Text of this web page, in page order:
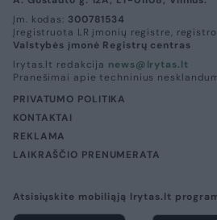
Įm. kodas: 300781534
Įregistruota LR įmonių registre,
Valstybės įmonė Registrų centras
lrytas.lt redakcija news@lrytas.lt
Pranešimai apie techninius
PRIVATUMO POLITIKA
KONTAKTAI
REKLAMA
LAIKRAŠČIO PRENUMERATA
Atsisiųskite mobiliąją lrytas.lt